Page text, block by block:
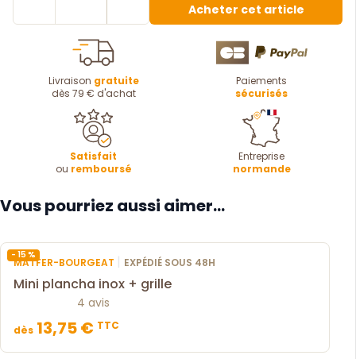
Acheter cet article
Livraison gratuite
dès 79 € d'achat
Paiements
sécurisés
Satisfait
ou remboursé
Entreprise
normande
Vous pourriez aussi aimer...
- 15 %
MATFER-BOURGEAT | EXPÉDIÉ SOUS 48H
Mini plancha inox + grille
4 avis
dès 13,75 € TTC